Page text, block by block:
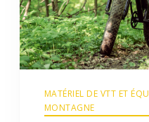
MATÉRIEL DE VTT ET
MONTAGNE